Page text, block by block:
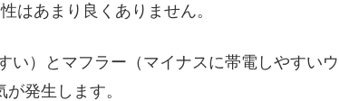
はあまり良くありません。
い）とマフラー（マイナスに帯電しやすいウ
発生します。